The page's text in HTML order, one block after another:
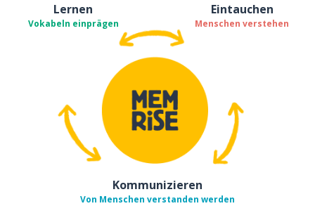
Lernen
Vokabeln einprägen
Eintauchen
Menschen verstehen
Kommunizieren
Von Menschen verstanden werden